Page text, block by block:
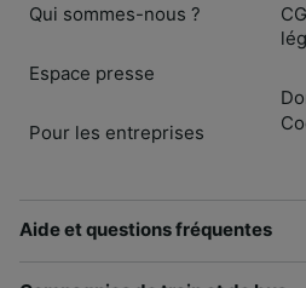
Qui sommes-nous ?
Espace presse
Pour les entreprises
Aide et questions fréquentes